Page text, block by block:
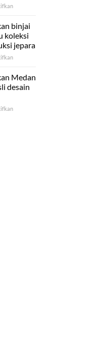
gratis
pada
meja
makan
Pematangsiantar
harga
murah
kayu
solid
jepara
binjai
koleksi
jepara
pada
meja
makan
binjai
terbaru
Medan
desain
pada